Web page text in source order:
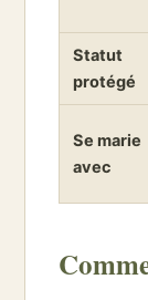
Statut
protégé
Se marie
avec